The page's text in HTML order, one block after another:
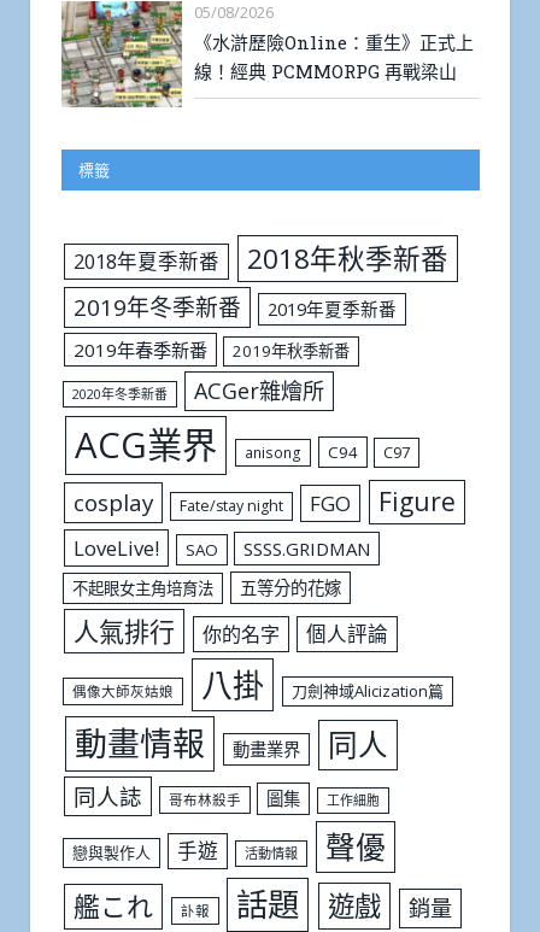
05/08/2026
《水滸歷險Online：重生》正式上
線！經典 PCMMORPG 再戰梁山
標籤
2018年夏季新番 2018年秋季新番
2019年冬季新番
2019年夏季新番
2019年春季新番
2019年秋季新番
2020年冬季新番 ACGer雜燴所
ACG業界 anisong C94 C97
cosplay Fate/stay night FGO Figure
LoveLive! SAO SSSS.GRIDMAN
不起眼女主角培育法 五等分的花嫁
人氣排行 你的名字 個人評論
偶像大師灰姑娘 八掛 刀劍神域Alicization篇
動畫情報 動畫業界 同人
同人誌 哥布林殺手 圖集 工作細胞
戀與製作人 手遊 活動情報 聲優
艦これ 訃報 話題 遊戲 銷量